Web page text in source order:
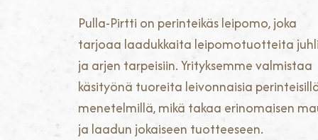
Pulla-Pirtti on perinteikäs leipomo, joka
tarjoaa laadukkaita leipomotuotteita
ja arjen tarpeisiin. Yrityksemme valmistaa
käsityönä tuoreita leivonnaisia
menetelmillä, mikä takaa erinomaisen
ja laadun jokaiseen tuotteeseen.